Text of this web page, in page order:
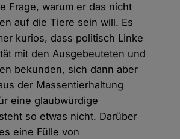
Frage, warum er das nicht
auf die Tiere sein will. Es
kurios, dass politisch Linke
mit den Ausgebeuteten und
bekunden, sich dann aber
der Massentierhaltung
eine glaubwürdige
so etwas nicht. Darüber
eine Fülle von